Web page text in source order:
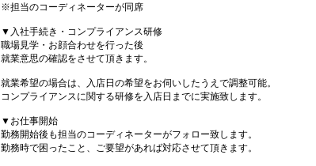
※担当のコーディネーターが同席
▼入社手続き・コンプライアンス研修
職場見学・お顔合わせを行った後
就業意思の確認をさせて頂きます。
就業希望の場合は、入店日の希望をお伺いしたうえで調整可能。
コンプライアンスに関する研修を入店日までに実施致します。
▼お仕事開始
勤務開始後も担当のコーディネーターがフォロー致します。
勤務時で困ったこと、ご要望があれば対応させて頂きます。